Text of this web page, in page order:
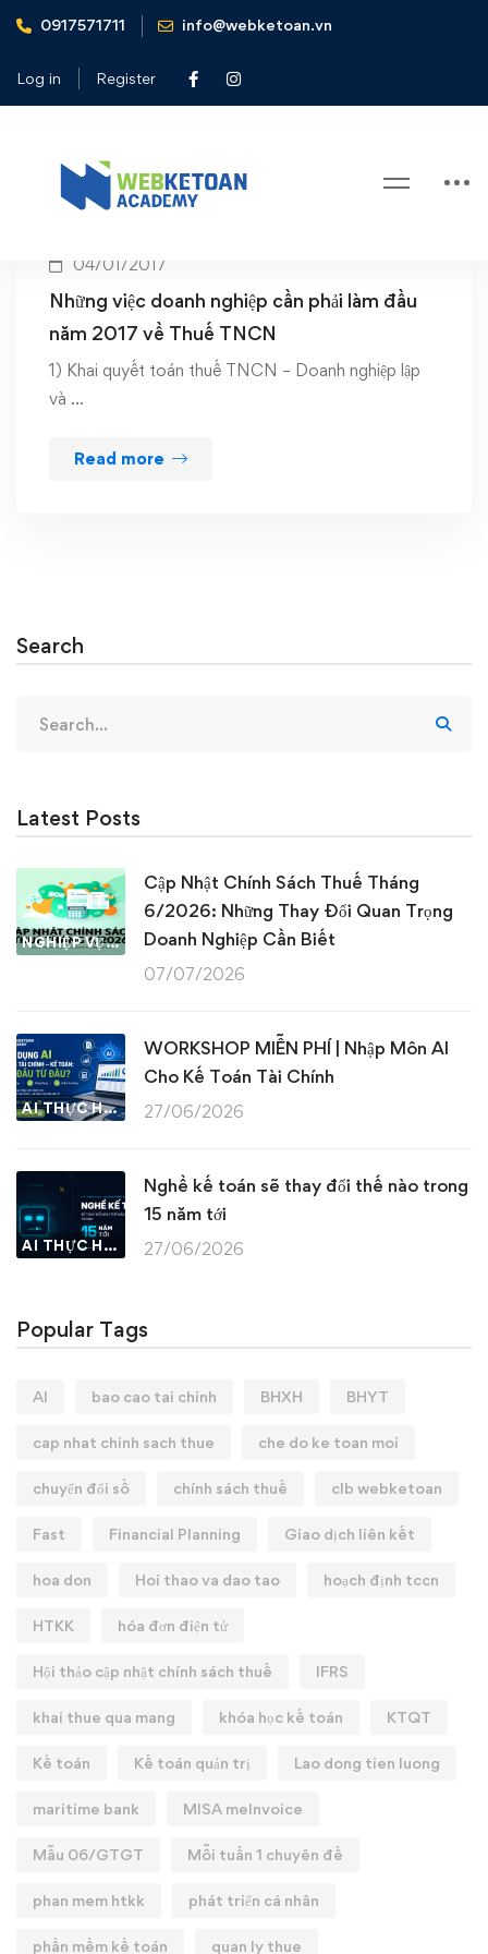
0917571711 info@webketoan.vn
Log in Register
Home Thuế TNCN năm 2017
Tag: Thuế TNCN năm 2017
04/01/2017
Những việc doanh nghiệp cần phải làm đầu
năm 2017 về Thuế TNCN
1) Khai quyết toán thuế TNCN – Doanh nghiệp lập
và …
Read more
Search
for:
Latest Posts
NGHIỆP VỤ KẾ TOÁN & THUẾ
Cập Nhật Chính Sách Thuế Tháng
6/2026: Những Thay Đổi Quan Trọng
Doanh Nghiệp Cần Biết
07/07/2026
AI THỰC HÀNH
WORKSHOP MIỄN PHÍ | Nhập Môn AI
Cho Kế Toán Tài Chính
27/06/2026
AI THỰC HÀNH
Nghề kế toán sẽ thay đổi thế nào trong
15 năm tới
27/06/2026
Popular Tags
AI bao cao tai chinh BHXH BHYT
cap nhat chinh sach thue che do ke toan moi
chuyển đổi số chính sách thuế clb webketoan
Fast Financial Planning Giao dịch liên kết
hoa don Hoi thao va dao tao hoạch định tccn
HTKK hóa đơn điện tử
Hội thảo cập nhật chính sách thuế IFRS
khai thue qua mang khóa học kế toán KTQT
Kế toán Kế toán quản trị Lao dong tien luong
maritime bank MISA meInvoice
Mẫu 06/GTGT Mỗi tuần 1 chuyên đề
phan mem htkk phát triển cá nhân
phần mềm kế toán quan ly thue